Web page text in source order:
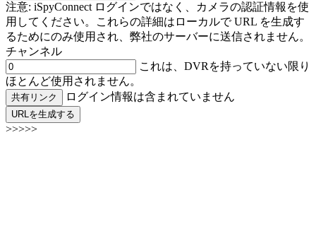
注意: iSpyConnect ログインではなく、カメラの認証情報を使
用してください。これらの詳細はローカルで URL を生成す
るためにのみ使用され、弊社のサーバーに送信されません。
チャンネル
これは、DVRを持っていない限り
ほとんど使用されません。
共有リンク ログイン情報は含まれていません
URLを生成する
>>>>>